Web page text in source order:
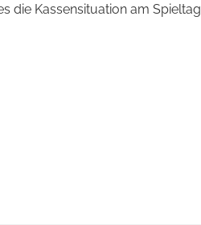
die Kassensituation am Spieltag